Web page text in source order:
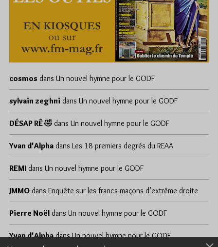
cosmos dans Un nouvel hymne pour le GODF
sylvain zeghni dans Un nouvel hymne pour le GODF
DÉSAP RÊ 🤣 dans Un nouvel hymne pour le GODF
Yvan d'Alpha dans Les 18 premiers degrés du REAA
REMI dans Un nouvel hymne pour le GODF
JMMO dans Enquête sur les francs-maçons d’extrême droite
Pierre Noël dans Un nouvel hymne pour le GODF
Yvan d'AlphadansUn nouvel hymne pour le GODF